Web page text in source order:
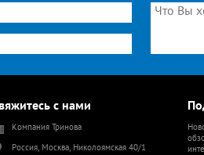
с нами
Компания Тринова
Россия, Москва, Николоямская 40/1